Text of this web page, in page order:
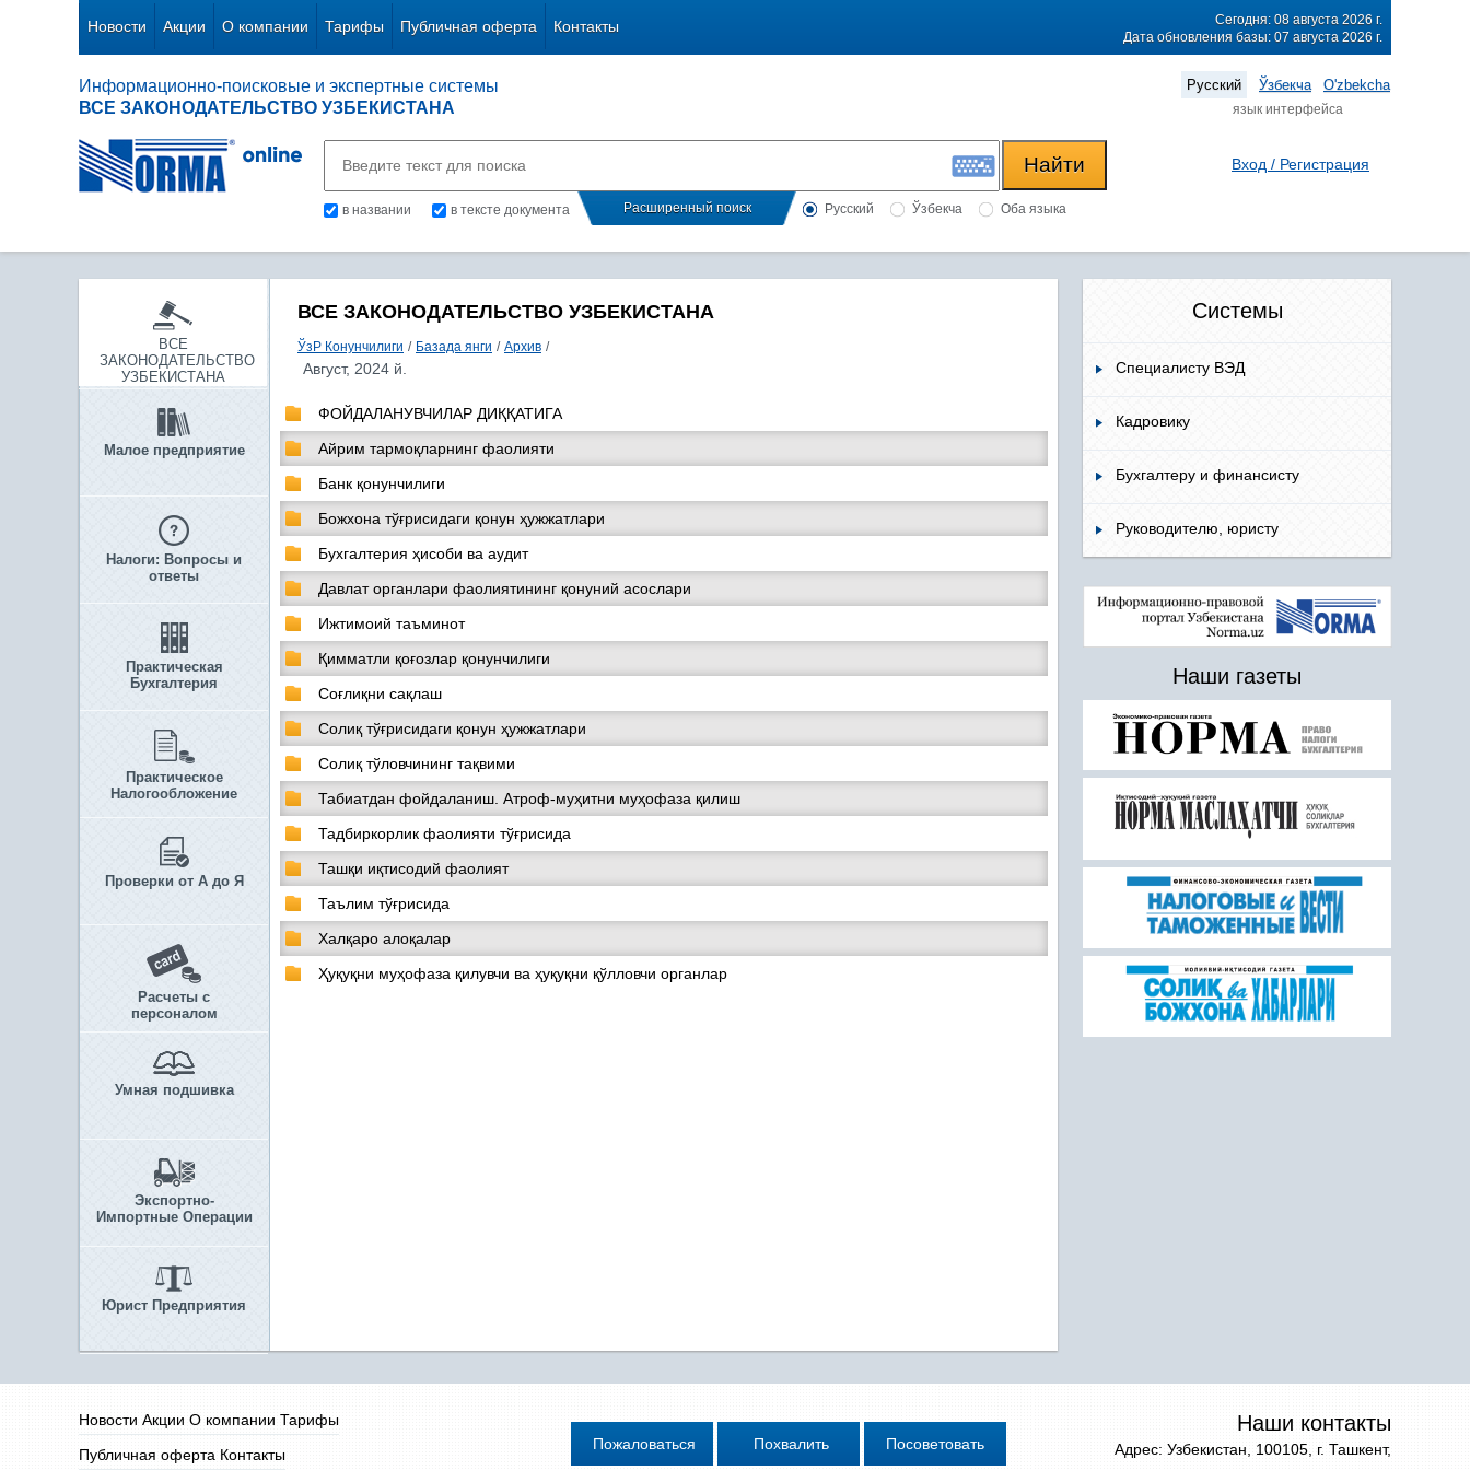
Новости Акции О компании Тарифы Публичная оферта Контакты
Сегодня: 08 августа 2026 г.
Дата обновления базы: 07 августа 2026 г.
Информационно-поисковые и экспертные системы
ВСЕ ЗАКОНОДАТЕЛЬСТВО УЗБЕКИСТАНА
Русский Ўзбекча O'zbekcha
язык интерфейса
в названии в тексте документа Расширенный поиск Русский Ўзбекча Оба языка
Вход / Регистрация
ВСЕ
ЗАКОНОДАТЕЛЬСТВО
УЗБЕКИСТАНА
Малое предприятие
Налоги: Вопросы и
ответы
Практическая
Бухгалтерия
Практическое
Налогообложение
Проверки от А до Я
Расчеты с
персоналом
Умная подшивка
Экспортно-
Импортные Операции
Юрист Предприятия
ВСЕ ЗАКОНОДАТЕЛЬСТВО УЗБЕКИСТАНА
ЎзР Конунчилиги / Базада янги / Архив /
Август, 2024 й.
ФОЙДАЛАНУВЧИЛАР ДИҚҚАТИГА
Айрим тармоқларнинг фаолияти
Банк қонунчилиги
Божхона тўғрисидаги қонун ҳужжатлари
Бухгалтерия ҳисоби ва аудит
Давлат органлари фаолиятининг қонуний асослари
Ижтимоий таъминот
Қимматли қоғозлар қонунчилиги
Соғлиқни сақлаш
Солиқ тўғрисидаги қонун ҳужжатлари
Солиқ тўловчининг тақвими
Табиатдан фойдаланиш. Атроф-муҳитни муҳофаза қилиш
Тадбиркорлик фаолияти тўғрисида
Ташқи иқтисодий фаолият
Таълим тўғрисида
Халқаро алоқалар
Ҳуқуқни муҳофаза қилувчи ва ҳуқуқни қўлловчи органлар
Системы
Специалисту ВЭД
Кадровику
Бухгалтеру и финансисту
Руководителю, юристу
Наши газеты
Новости Акции О компании Тарифы
Публичная оферта Контакты
Наши контакты
Адрес: Узбекистан, 100105, г. Ташкент,